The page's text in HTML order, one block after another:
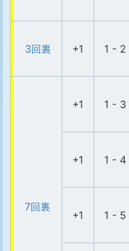
3回裏 +1 1 - 2
7回裏
+1 1 - 3
+1 1 - 4
+1 1 - 5